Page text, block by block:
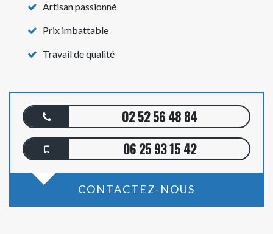
Artisan passionné
Prix imbattable
Travail de qualité
02 52 56 48 84
06 25 93 15 42
CONTACTEZ-NOUS